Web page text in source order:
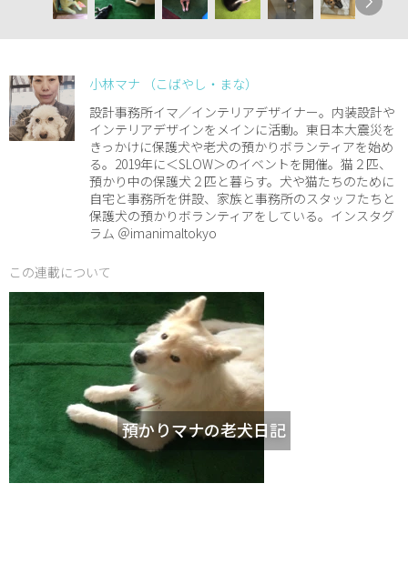
小林マナ （こばやし・まな）
設計事務所イマ／インテリアデザイナー。内装設計や
インテリアデザインをメインに活動。東日本大震災を
きっかけに保護犬や老犬の預かりボランティアを始め
る。2019年に＜SLOW＞のイベントを開催。猫２匹、
預かり中の保護犬２匹と暮らす。犬や猫たちのために
自宅と事務所を併設、家族と事務所のスタッフたちと
保護犬の預かりボランティアをしている。インスタグ
ラム ＠imanimaltokyo
この連載について
預かりマナの老犬日記